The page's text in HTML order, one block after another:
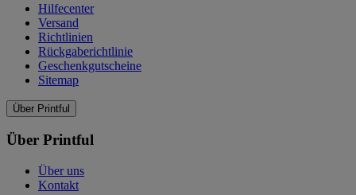
Hilfecenter
Versand
Richtlinien
Rückgaberichtlinie
Geschenkgutscheine
Sitemap
Über Printful
Über Printful
Über uns
Kontakt